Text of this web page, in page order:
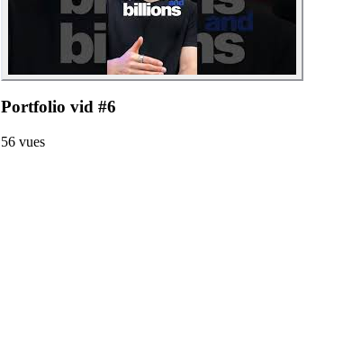
Portfolio vid #6
56 vues